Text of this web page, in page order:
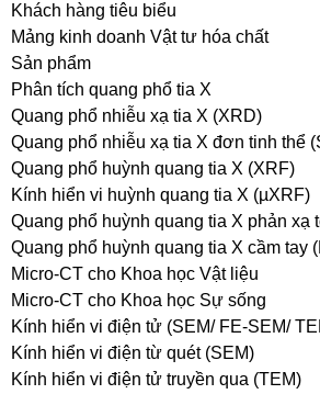
Khách hàng tiêu biểu
Mảng kinh doanh Vật tư hóa chất
Sản phẩm
Phân tích quang phổ tia X
Quang phổ nhiễu xạ tia X (XRD)
Quang phổ nhiễu xạ tia X đơn tinh thể
Quang phổ huỳnh quang tia X (XRF)
Kính hiển vi huỳnh quang tia X (µXRF)
Quang phổ huỳnh quang tia X phản xạ
Quang phổ huỳnh quang tia X cầm tay
Micro-CT cho Khoa học Vật liệu
Micro-CT cho Khoa học Sự sống
Kính hiển vi điện tử (SEM/ FE-SEM/
Kính hiển vi điện từ quét (SEM)
Kính hiển vi điện tử truyền qua (TEM)